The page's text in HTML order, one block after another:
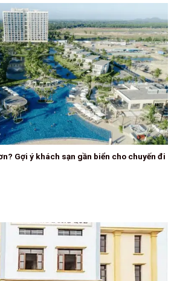
Gợi ý khách sạn gần biển cho chuyến đi